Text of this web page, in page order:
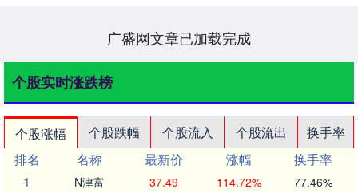
广盛网文章已加载完成
个股实时涨跌榜
个股涨幅 个股跌幅 个股流入 个股流出
换手率
排名
名称 最新价 涨幅
换手率
1
N津富 37.49 114.72% 77.46%